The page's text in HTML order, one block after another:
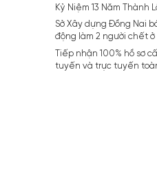
Kỷ Niệm 13 Năm Thành
Sở Xây dựng Đồng Nai
động làm 2 người chết ở
Tiếp nhận 100% hồ sơ
tuyến và trực tuyến